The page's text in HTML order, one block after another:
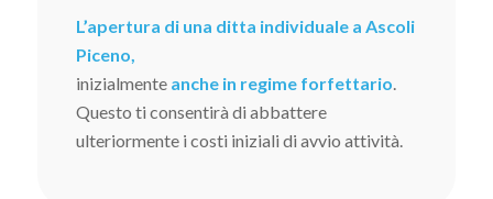
L’apertura di una ditta individuale a Ascoli
Piceno,
inizialmente anche in regime forfettario
Questo ti consentirà di abbattere
ulteriormente i costi iniziali di avvio attività.